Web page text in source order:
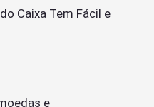
Caixa Tem Fácil e